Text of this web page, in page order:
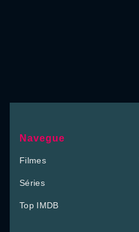
Navegue
Filmes
Séries
Top IMDB